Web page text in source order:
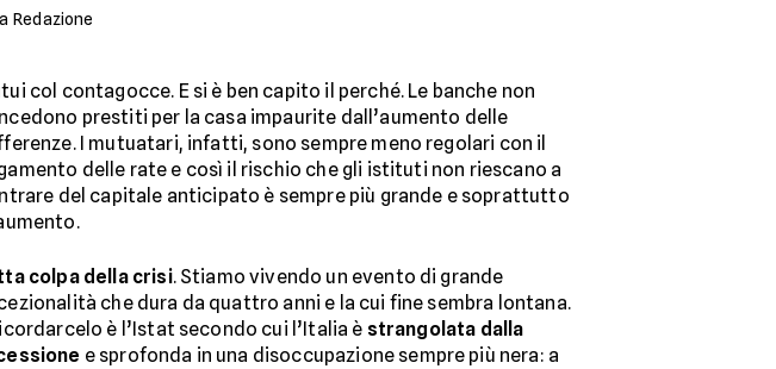
Redazione
col contagocce. E si è ben capito il perché. Le banche non
prestiti per la casa impaurite dall’aumento delle
I mutuatari, infatti, sono sempre meno regolari con il
delle rate e così il rischio che gli istituti non riescano a
del capitale anticipato è sempre più grande e soprattutto
colpa della crisi. Stiamo vivendo un evento di grande
che dura da quattro anni e la cui fine sembra lontana.
è l’Istat secondo cui l’Italia è strangolata dalla
e sprofonda in una disoccupazione sempre più nera: a